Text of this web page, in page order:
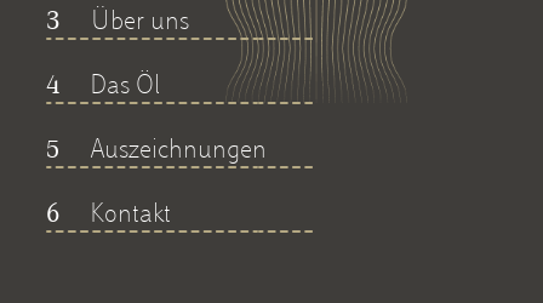
3 Über uns
4 Das Öl
5 Auszeichnungen
6 Kontakt